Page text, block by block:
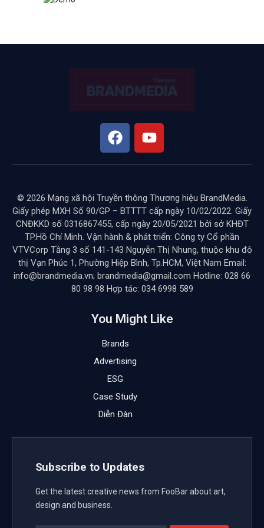
© 2026 Mạng xã hội Truyền thông Thương hiệu BrandMedia.
Giấy phép MXH Số 90/GP – BTTTT cấp ngày 10/02/2022. Giấy
CNĐKKD số 0316867455, cấp ngày 20/05/2021 bởi sở KHĐT
TP.Hồ Chí Minh. Vận hành & phát triển: Công ty Cổ phần
VTVCorp Tầng 3 số 141-143 Nguyễn Thị Nhung, thuộc khu đô
thị Vạn Phúc 1, Phường Hiệp Bình, Tp.HCM, Việt Nam Email:
info@brandmedia.vn; brandmedia@gmail.com Hotline: 028 66
80 98 98 Hợp tác: 034 6998 589
You Might Like
Brands
Advertising
ESG
Case Study
Diễn Đàn
Subscribe to Updates
Get the latest creative news from FooBar about art,
design and business.